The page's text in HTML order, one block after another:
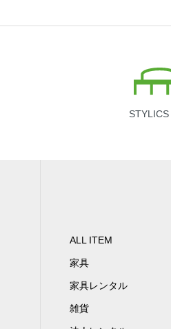
ALL ITEM
家具
家具レンタル
雑貨